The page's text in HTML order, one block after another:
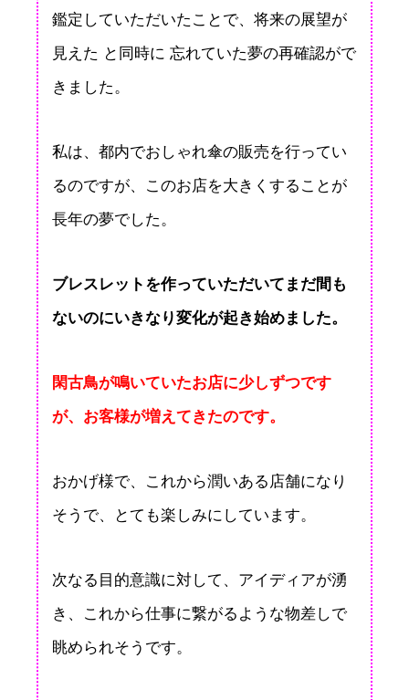
鑑定していただいたことで、将来の展望が
見えた と同時に 忘れていた夢の再確認がで
きました。
私は、都内でおしゃれ傘の販売を行ってい
るのですが、このお店を大きくすることが
長年の夢でした。
ブレスレットを作っていただいてまだ間も
ないのにいきなり変化が起き始めました。
閑古鳥が鳴いていたお店に少しずつです
が、お客様が増えてきたのです。
おかげ様で、これから潤いある店舗になり
そうで、とても楽しみにしています。
次なる目的意識に対して、アイディアが湧
き、これから仕事に繋がるような物差しで
眺められそうです。